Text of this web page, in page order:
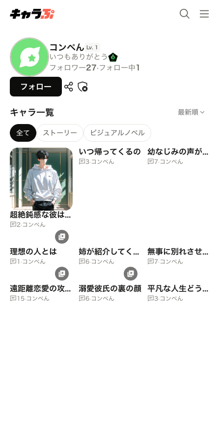
コンペん Lv. 1
いつもありがとう
フォロワー27· フォロー中 1
フォロー
キャラ一覧 最新順
全て ストーリー ビジュアルノベル
超絶鈍感な彼は気づかない
2· コンペん
いつ帰ってくるの
3· コンペん
幼なじみの声が聞こえてくる
7· コンペん
理想の人とは
1 · コンペん
姉が紹介してくれたのは
6· コンペん
無事に別れさせることができるのか
7· コンペん
遠距離恋愛の攻略法
15· コンペん
溺愛彼氏の裏の顔
6· コンペん
平凡な人生どうしたら変えられるか
3· コンペん